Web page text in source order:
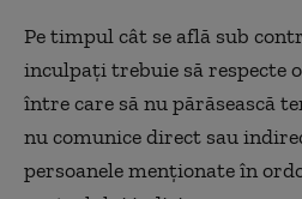
Pe timpul cât se află sub
inculpați trebuie să respecte
între care să nu părăsească
nu comunice direct sau
persoanele menționate în